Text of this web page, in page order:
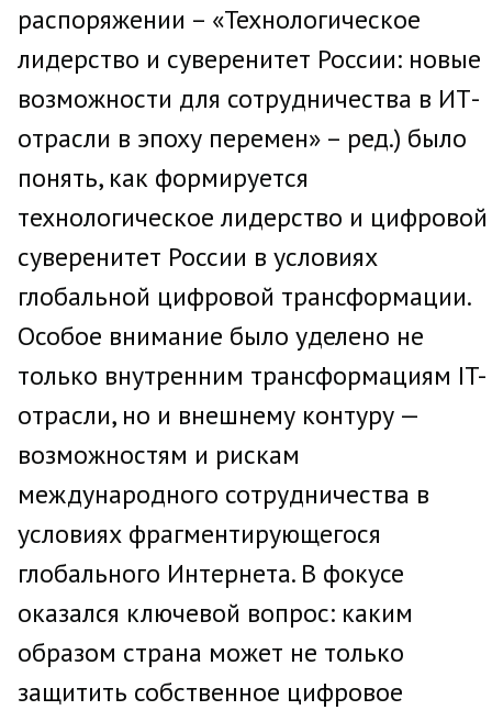
распоряжении – «Технологическое
лидерство и суверенитет России: новые
возможности для сотрудничества в ИТ-
отрасли в эпоху перемен» – ред.) было
понять, как формируется
технологическое лидерство и цифровой
суверенитет России в условиях
глобальной цифровой трансформации.
Особое внимание было уделено не
только внутренним трансформациям IT-
отрасли, но и внешнему контуру —
возможностям и рискам
международного сотрудничества в
условиях фрагментирующегося
глобального Интернета. В фокусе
оказался ключевой вопрос: каким
образом страна может не только
защитить собственное цифровое